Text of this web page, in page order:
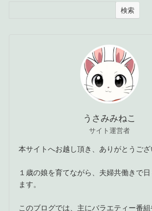
検索
うさみみねこ
サイト運営者
本サイトへお越し頂き、ありがとうござ
１歳の娘を育てながら、夫婦共働きで
ます。
このブログでは、主にバラエティー番組